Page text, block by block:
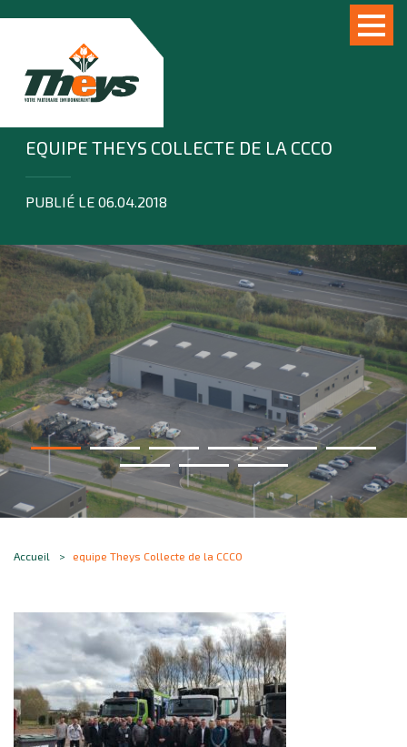
EQUIPE THEYS COLLECTE DE LA CCCO
PUBLIÉ LE 06.04.2018
Accueil equipe Theys Collecte de la CCCO